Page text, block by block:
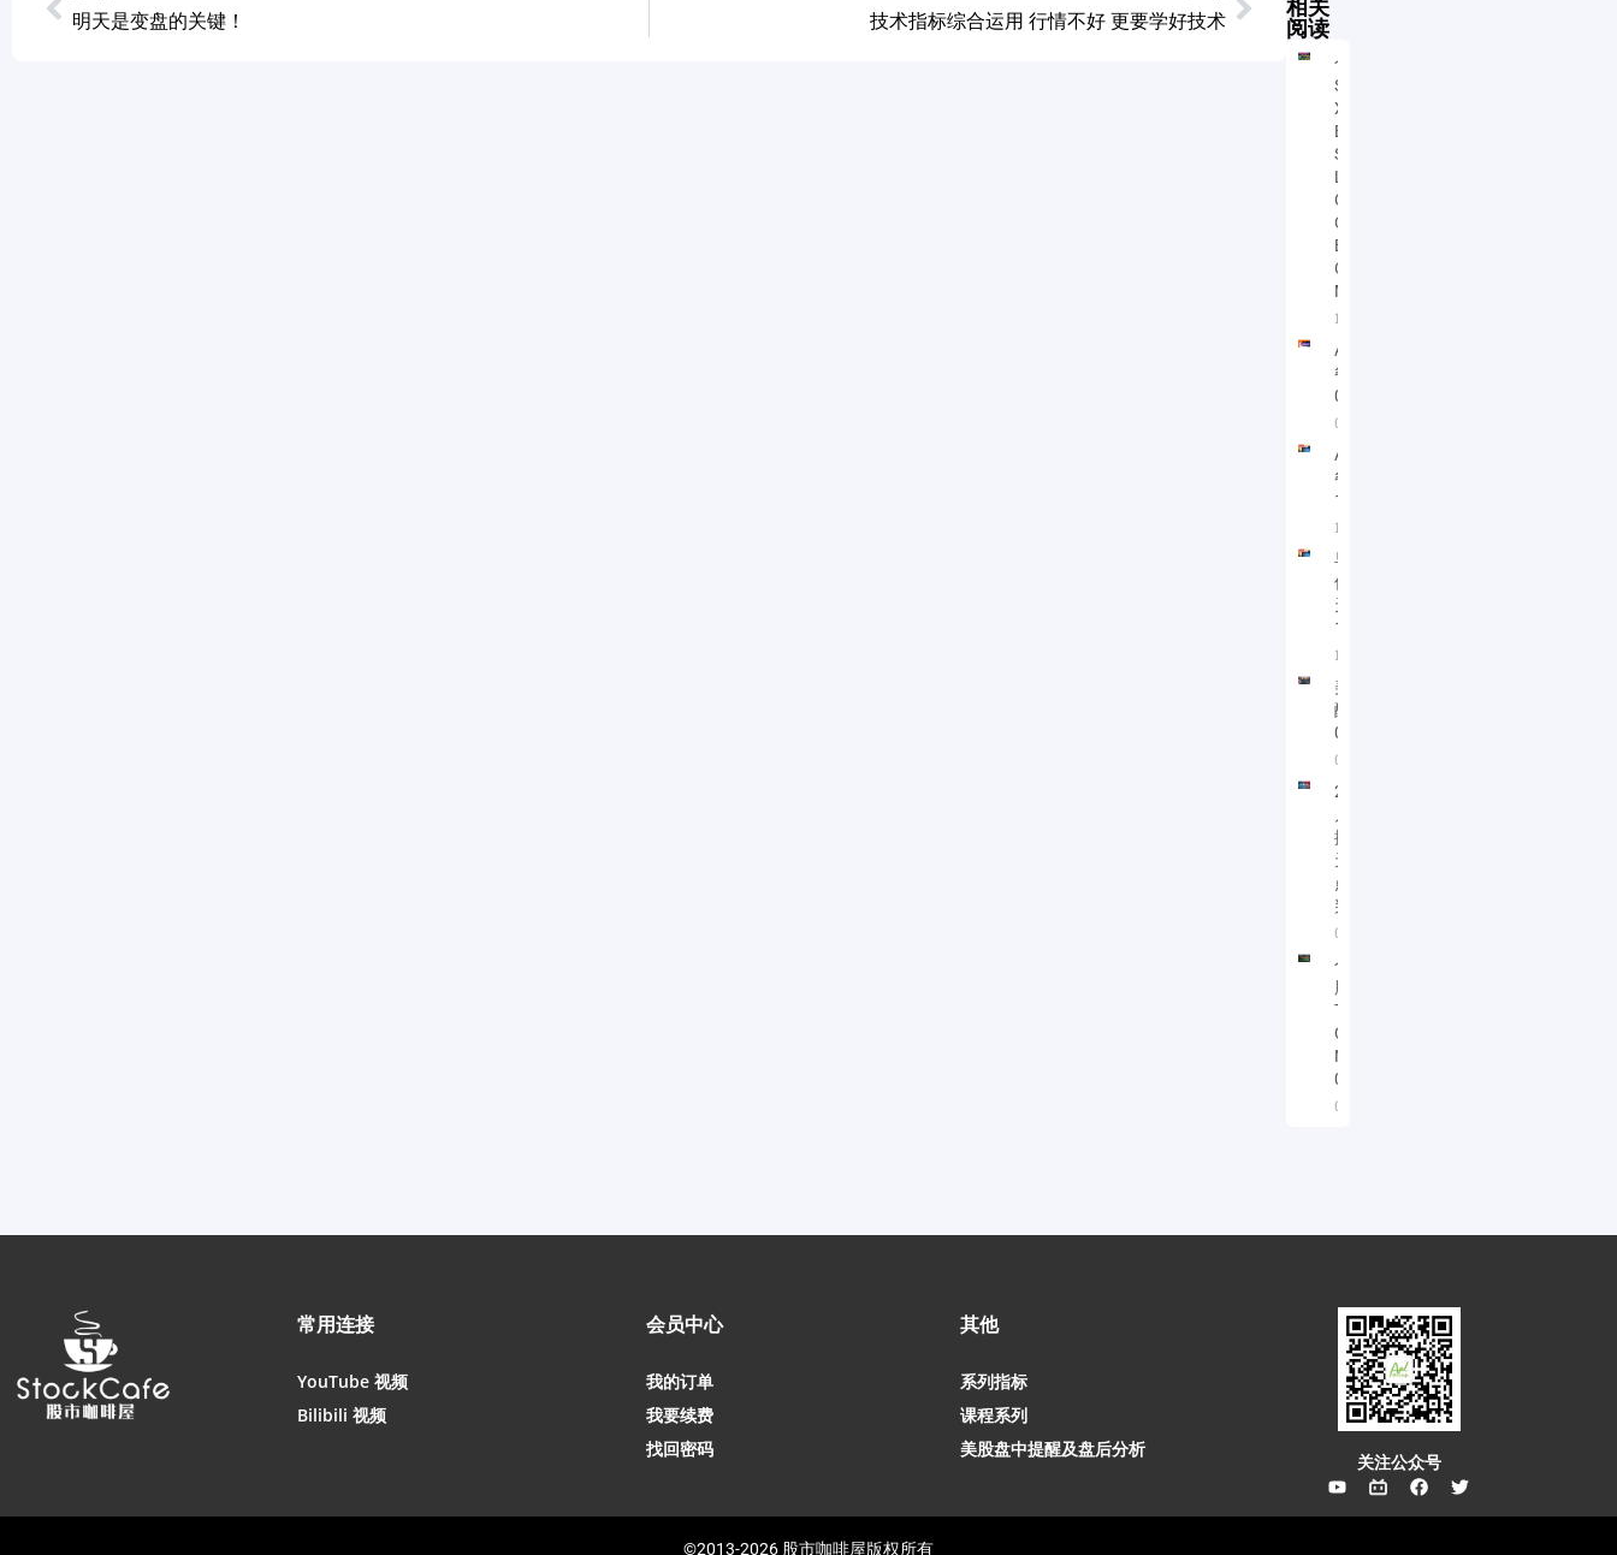
明天是变盘的关键！ 技术指标综合运用 行情不好 更要学好技术
相关
阅读
个股分析
SHOP U
XPEV
BILI ZIM
SNTE
LABU
CRWD
CHWY
BAC
COST
MAC
12/11/2022
A股财经早
餐
04/09/2024
04/08/2024
A股财经早
餐
12/19/2024
12/18/2024
早餐~本波
低量最后一
天!
12/26/2023
12/25/2023
美股盘中提
醒
01/26/2023
01/26/2023
2025年08
播回放 今
天盘中低
点是如何
判断的
08/20/2025
个股分析 港
股恒生指数
TLT RDDT
QQQ TSLA
NVDA
03/03/2025
03/03/2025
常用连接
YouTube 视频
Bilibili 视频
会员中心
我的订单
我要续费
找回密码
其他
系列指标
课程系列
美股盘中提醒及盘后分析
关注公众号
©2013-2026 股市咖啡屋版权所有